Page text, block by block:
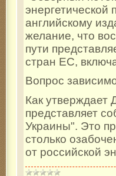
английскому
желание, что
пути
стран ЕС,
Вопрос
Как утверждает
представляет
Украины". Это
столько
от российской